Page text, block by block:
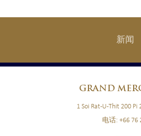
新闻
GRAND
1 Soi Rat-U-Thit 200
电话: +66 76